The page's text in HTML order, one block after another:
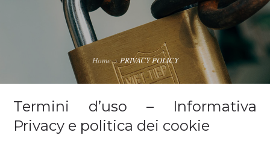
AZIENDE BENEFICIARIE
AREA DIDATTICA
CONTATTI
Home PRIVACY POLICY
Termini d’uso – Informativa
Privacy e politica dei cookie